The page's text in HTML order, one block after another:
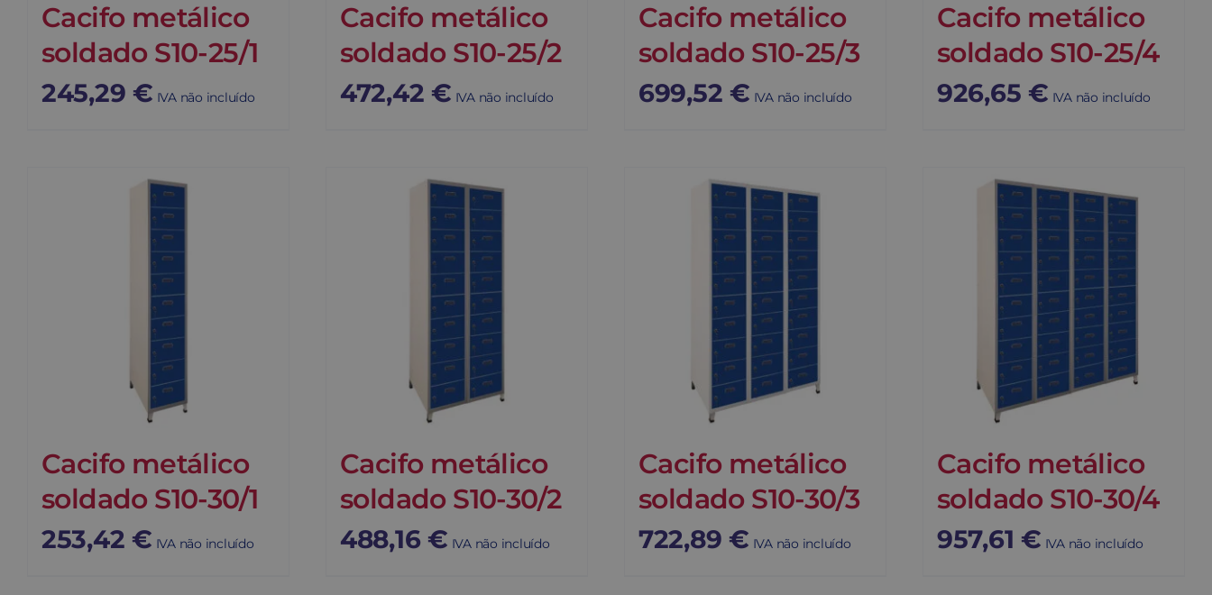
Cacifo metálico
soldado S10-25/1
245,29 € IVA não incluído
Cacifo metálico
soldado S10-25/2
472,42 € IVA não incluído
Cacifo metálico
soldado S10-25/3
699,52 € IVA não incluído
Cacifo metálico
soldado S10-25/4
926,65 € IVA não incluído
Cacifo metálico
soldado S10-30/1
253,42 € IVA não incluído
Cacifo metálico
soldado S10-30/2
488,16 € IVA não incluído
Cacifo metálico
soldado S10-30/3
722,89 € IVA não incluído
Cacifo metálico
soldado S10-30/4
957,61 € IVA não incluído